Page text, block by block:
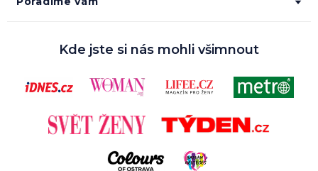
Kde jste si nás mohli všimnout